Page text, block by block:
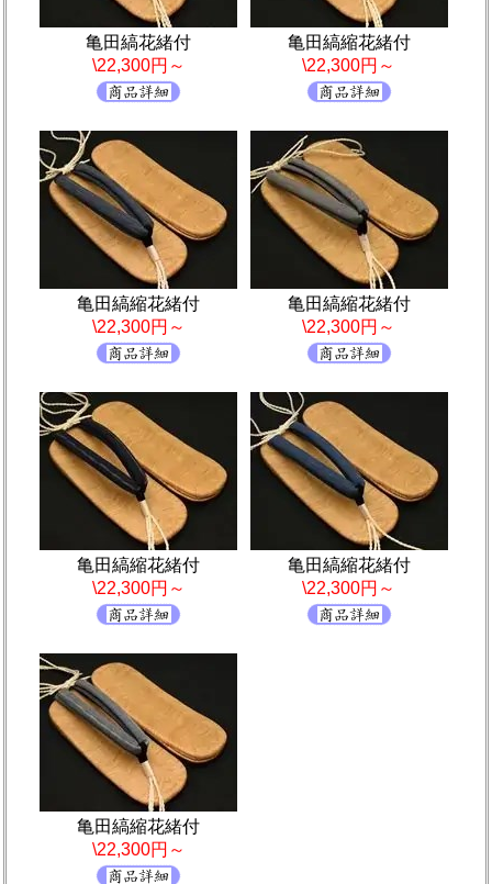
亀田縞花緒付
\22,300円～
亀田縞縮花緒付
\22,300円～
亀田縞縮花緒付
\22,300円～
亀田縞縮花緒付
\22,300円～
亀田縞縮花緒付
\22,300円～
亀田縞縮花緒付
\22,300円～
亀田縞縮花緒付
\22,300円～